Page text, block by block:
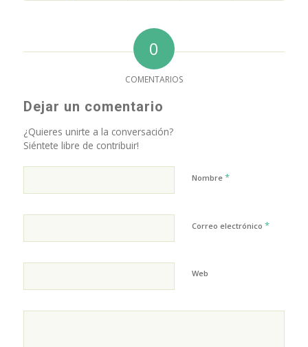
0
COMENTARIOS
Dejar un comentario
¿Quieres unirte a la conversación?
Siéntete libre de contribuir!
Nombre *
Correo electrónico *
Web